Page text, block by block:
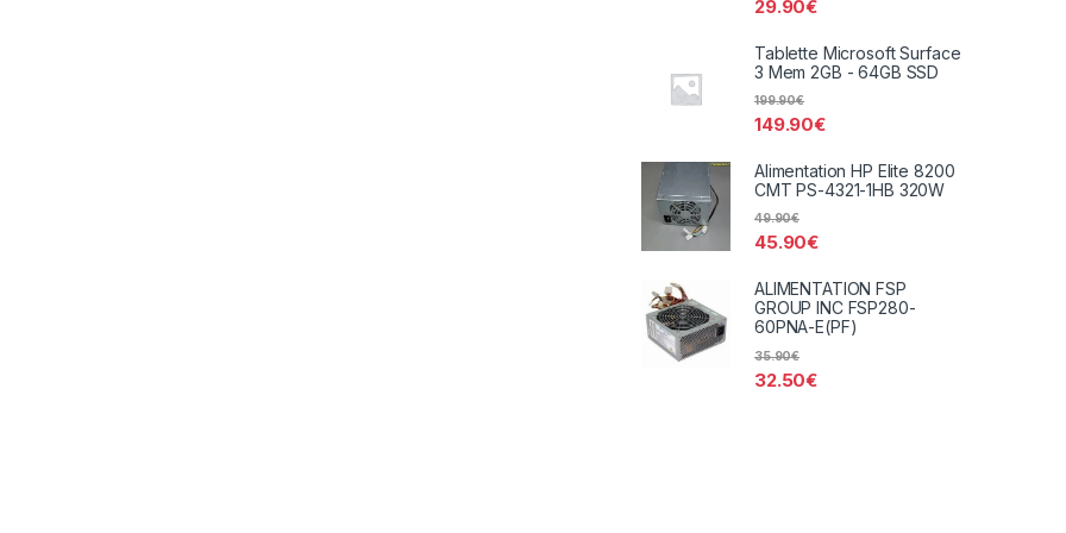
29.90€
Tablette Microsoft Surface
3 Mem 2GB - 64GB SSD
149.90€
199.90€
Alimentation HP Elite 8200
CMT PS-4321-1HB 320W
45.90€
49.90€
ALIMENTATION FSP
GROUP INC FSP280-
60PNA-E(PF)
32.50€
35.90€